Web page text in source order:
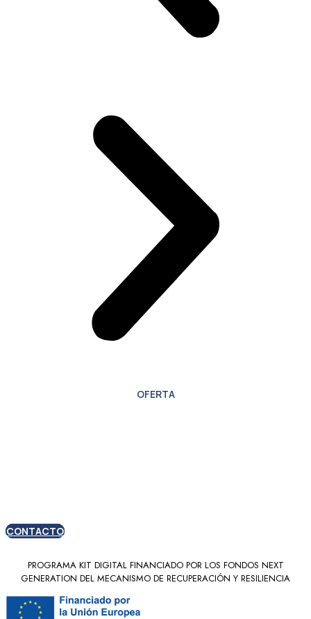
OFERTA
CONTACTO
PROGRAMA KIT DIGITAL FINANCIADO POR LOS FONDOS NEXT
GENERATION DEL MECANISMO DE RECUPERACIÓN Y RESILIENCIA